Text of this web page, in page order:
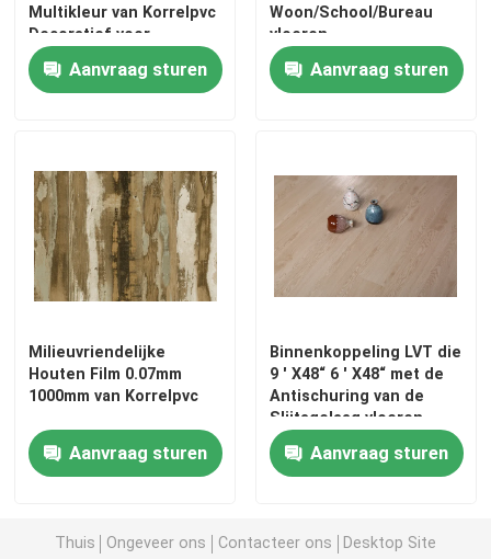
Products
About Us
Multikleur van Korrelpvc
Decoratief voor
Bevloering
Aanvraag sturen
Woon/School/Bureau
vloeren
Aanvraag sturen
Milieuvriendelijke
Houten Film 0.07mm
1000mm van Korrelpvc
Aanvraag sturen
Binnenkoppeling LVT die
9 ' X48“ 6 ' X48“ met de
Antischuring van de
Slijtagelaag vloeren
Aanvraag sturen
Thuis Ongeveer ons Contacteer ons Desktop Site